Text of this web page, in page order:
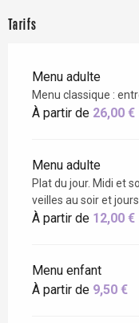
Tarifs
Menu adulte
Menu classique :
À partir de 26,00 €
Menu adulte
Plat du jour. Midi et
veilles au soir et
À partir de 12,00 €
Menu enfant
À partir de 9,50 €